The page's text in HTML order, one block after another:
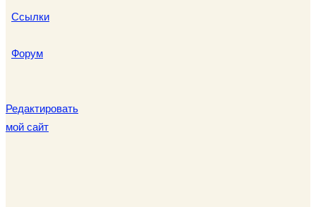
Ссылки
Форум
Редактировать
мой сайт